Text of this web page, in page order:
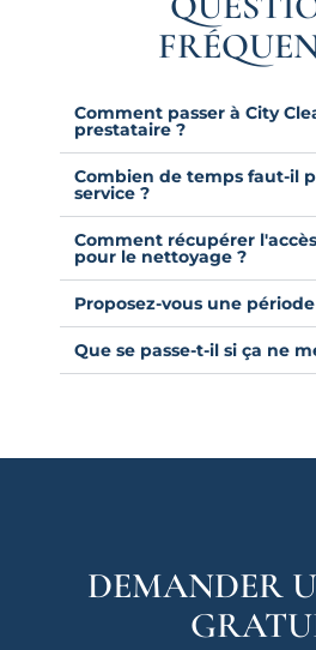
Comment passer à City
prestataire ?
Combien de temps faut-il
service ?
Comment récupérer
pour le nettoyage ?
Proposez-vous une
Que se passe-t-il si ça ne
DEMANDER